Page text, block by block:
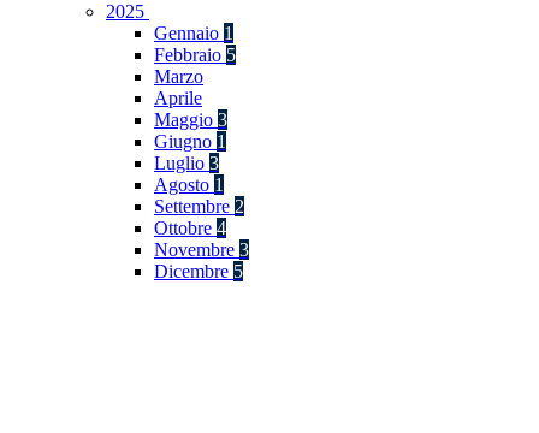
2025
Gennaio 1
Febbraio 5
Marzo
Aprile
Maggio 3
Giugno 1
Luglio 3
Agosto 1
Settembre 2
Ottobre 4
Novembre 3
Dicembre 5